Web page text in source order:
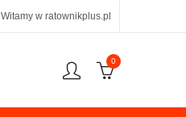
Witamy w ratownikplus.pl
0